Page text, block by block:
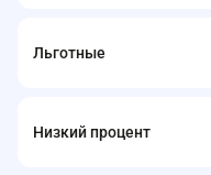
Льготные
Низкий процент